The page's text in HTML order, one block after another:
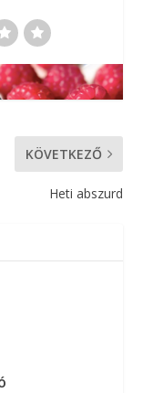
KÖVETKEZŐ
Heti abszurd